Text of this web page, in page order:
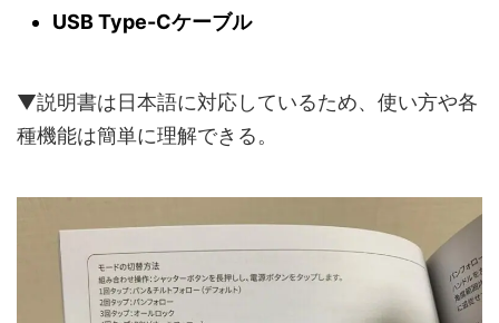
USB Type-Cケーブル
▼説明書は日本語に対応しているため、使い方や各
種機能は簡単に理解できる。